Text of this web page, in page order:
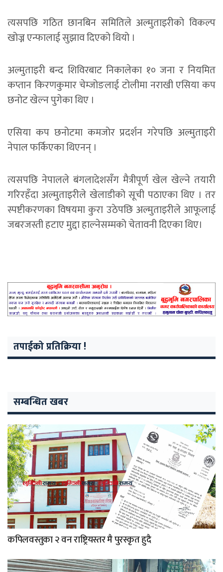
त्यसपछि गठित छानबिन समितिले अल्मुताइरीको विकल्प
खोज्न एन्फालाई सुझाव दिएको थियो ।
अल्मुताइरी बन्द शिविरबाट निकालेका १० जना र नियमित
कप्तान किरणकुमार चेम्जोङलाई टोलीमा नराखी एसिया कप
छनोट खेल्न पुगेका थिए ।
एसिया कप छनोटमा कमजोर प्रदर्शन गरेपछि अल्मुताइरी
नेपाल फर्किएका थिएनन् ।
त्यसपछि नेपालले बंगलादेशसँग मैत्रीपूर्ण खेल खेल्ने तयारी
गरिरहँदा अल्मुताइरीले खेलाडीको सूची पठाएका थिए । तर
स्पष्टीकरणका विषयमा कुरा उठेपछि अल्मुताइरीले आफूलाई
जबरजस्ती हटाए मुद्दा हाल्नेसम्मको चेतावनी दिएका थिए।
तपाईको प्रतिक्रिया !
सम्बन्धित खबर
कपिलवस्तुका २ वन राष्ट्रियस्तर मै पुरस्कृत हुदै